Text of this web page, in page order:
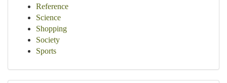
Reference
Science
Shopping
Society
Sports